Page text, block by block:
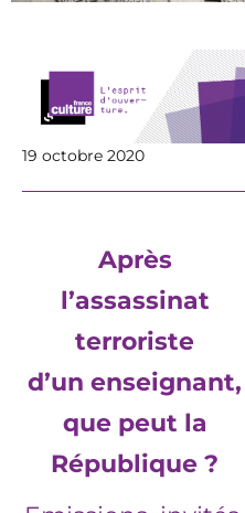
19 octobre 2020
Après
l’assassinat
terroriste
d’un enseignant,
que peut la
République ?